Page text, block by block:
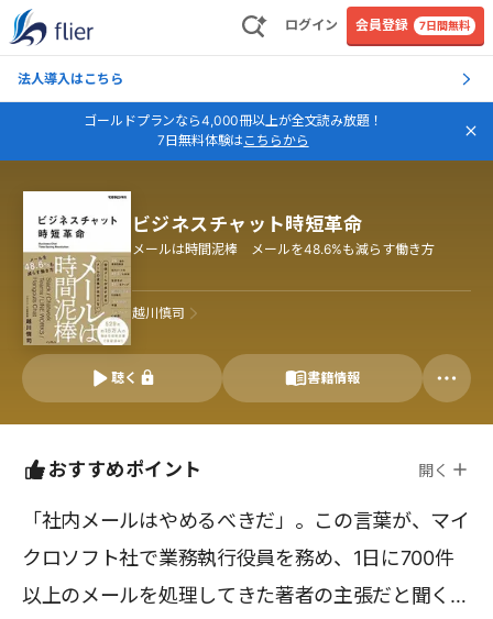
ログイン 会員登録 7日間無料
法人導入はこちら
ゴールドプランなら4,000冊以上が全文読み放題！
7日無料体験はこちらから
ビジネスチャット時短革命
メールは時間泥棒 メールを48.6%も減らす働き方
越川慎司
聴く 書籍情報
おすすめポイント 開く
「社内メールはやめるべきだ」。この言葉が、マイ
クロソフト社で業務執行役員を務め、1日に700件
以上のメールを処理してきた著者の主張だと聞くと